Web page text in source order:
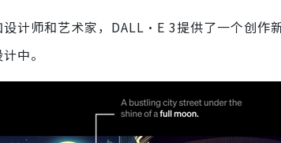
计师和艺术家，DALL·E 3提供了一个创作
中。